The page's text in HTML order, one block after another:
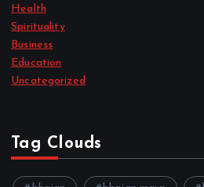
Health
Spirituality
Business
Education
Uncategorized
Tag Clouds